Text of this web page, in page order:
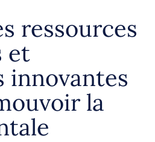
ressources
et
innovantes
la